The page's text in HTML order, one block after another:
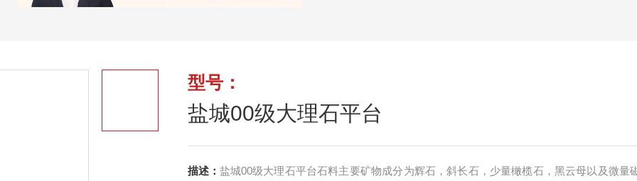
型号：
盐城00级大理石平台
描述： 盐城00级大理石平台石料主要矿物成分为辉石，斜长石，少量橄榄石，黑云母以及微量